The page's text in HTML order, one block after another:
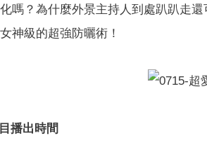
嗎？為什麼外景主持人到處趴趴走
神級的超強防曬術！
播出時間